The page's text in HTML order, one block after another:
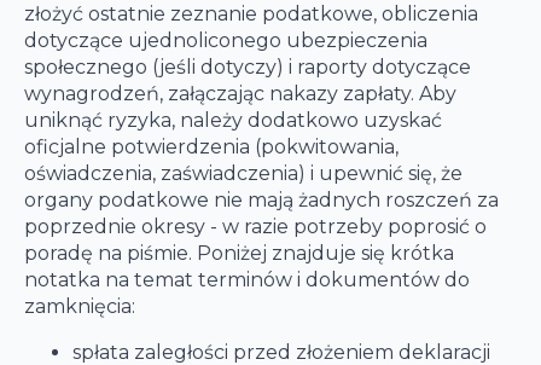
złożyć ostatnie zeznanie podatkowe, obliczenia
dotyczące ujednoliconego ubezpieczenia
społecznego (jeśli dotyczy) i raporty dotyczące
wynagrodzeń, załączając nakazy zapłaty. Aby
uniknąć ryzyka, należy dodatkowo uzyskać
oficjalne potwierdzenia (pokwitowania,
oświadczenia, zaświadczenia) i upewnić się, że
organy podatkowe nie mają żadnych roszczeń za
poprzednie okresy - w razie potrzeby poprosić o
poradę na piśmie. Poniżej znajduje się krótka
notatka na temat terminów i dokumentów do
zamknięcia:
spłata zaległości przed złożeniem deklaracji